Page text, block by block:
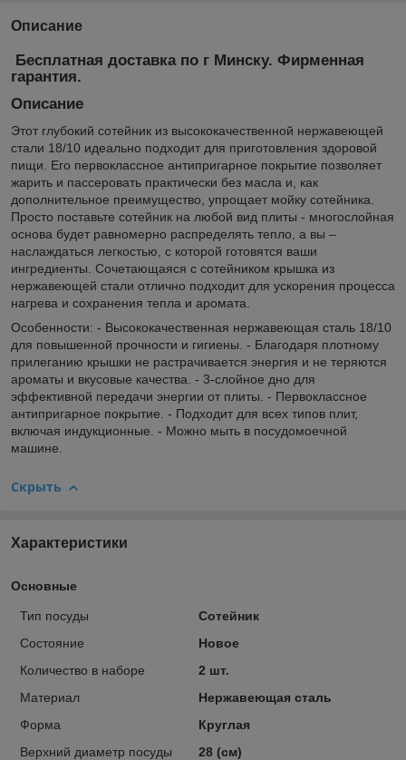
Описание
Бесплатная доставка по г Минску. Фирменная
гарантия.
Описание
Этот глубокий сотейник из высококачественной нержавеющей
стали 18/10 идеально подходит для приготовления здоровой
пищи. Его первоклассное антипригарное покрытие позволяет
жарить и пассеровать практически без масла и, как
дополнительное преимущество, упрощает мойку сотейника.
Просто поставьте сотейник на любой вид плиты - многослойная
основа будет равномерно распределять тепло, а вы –
наслаждаться легкостью, с которой готовятся ваши
ингредиенты. Сочетающаяся с сотейником крышка из
нержавеющей стали отлично подходит для ускорения процесса
нагрева и сохранения тепла и аромата.
Особенности: - Высококачественная нержавеющая сталь 18/10
для повышенной прочности и гигиены. - Благодаря плотному
прилеганию крышки не растрачивается энергия и не теряются
ароматы и вкусовые качества. - 3-слойное дно для
эффективной передачи энергии от плиты. - Первоклассное
антипригарное покрытие. - Подходит для всех типов плит,
включая индукционные. - Можно мыть в посудомоечной
машине.
Скрыть
Характеристики
Основные
Тип посуды
Сотейник
Состояние
Новое
Количество в наборе
2 шт.
Материал
Нержавеющая сталь
Форма
Круглая
Верхний диаметр посуды
28 (см)